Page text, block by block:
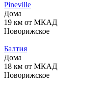
Pineville
Дома
19 км от МКАД
Новорижское
Балтия
Дома
18 км от МКАД
Новорижское